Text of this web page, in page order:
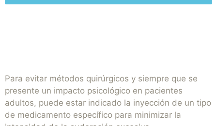
Para evitar métodos quirúrgicos y siempre que se
presente un impacto psicológico en pacientes
adultos, puede estar indicado la inyección de un tipo
de medicamento específico para minimizar la